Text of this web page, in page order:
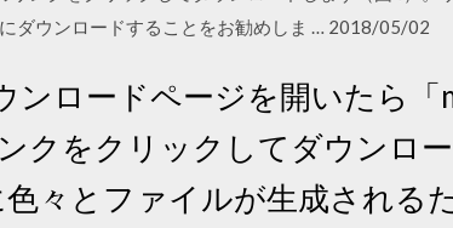
ダウンロードすることをお勧めしま … 2018/05/02
ロードページを開いたら「
クをクリックしてダウンロー
々とファイルが生成される